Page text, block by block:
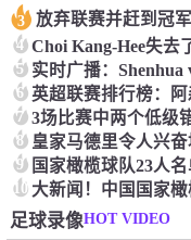
3
4
5
6 英超联赛排行榜：
7
8
9
10
足球录像HOT VIDEO